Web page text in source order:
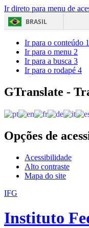
Ir direto para menu de
BRASIL
Ir para o conteúdo 1
Ir para o menu 2
Ir para a busca 3
Ir para o rodapé 4
GTranslate -
Opções de
Acessibilidade
Alto contraste
Mapa do site
IFG
Instituto